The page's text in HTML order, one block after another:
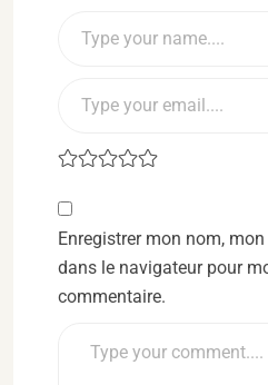
Enregistrer mon nom,
dans le navigateur pour
commentaire.